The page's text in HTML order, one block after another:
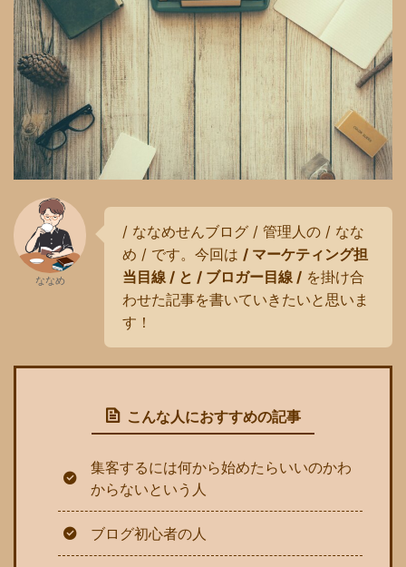
ななめ
/ ななめせんブログ / 管理人の / なな
め / です。今回は / マーケティング担
当目線 / と / ブロガー目線 / を掛け合
わせた記事を書いていきたいと思いま
す！
こんな人におすすめの記事
集客するには何から始めたらいいのかわ
からないという人
ブログ初心者の人